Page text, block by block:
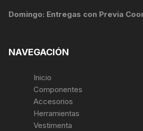
Domingo: Entregas con Previa
NAVEGACIÓN
Inicio
Componentes
Accesorios
Herramientas
Vestimenta